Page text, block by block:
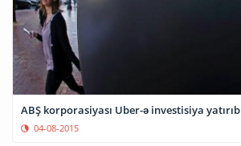
ABŞ korporasiyası Uber-ə investisiya yatırıb
04-08-2015